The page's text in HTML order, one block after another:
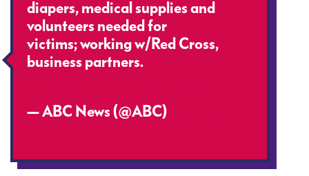
diapers, medical supplies and
volunteers needed for
victims; working w/Red Cross,
business partners.
— ABC News (@ABC)